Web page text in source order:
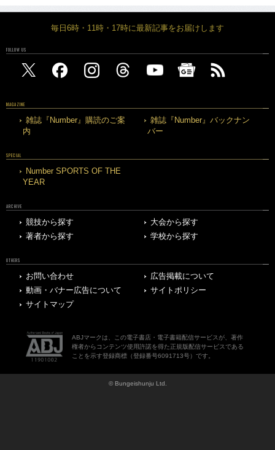
毎日6時・11時・17時に最新記事をお届けします
FOLLOW US
MAGAZINE
雑誌『Number』購読のご案
内
雑誌『Number』バックナン
バー
SPECIAL
Number SPORTS OF THE
YEAR
ARCHIVE
競技から探す
大会から探す
著者から探す
学校から探す
OTHERS
お問い合わせ
広告掲載について
動画・バナー広告について
サイトポリシー
サイトマップ
ABJマークは、この電子書店・電子書籍配信サービスが、著作
権者からコンテンツ使用許諾を得た正規版配信サービスである
ことを示す登録商標（登録番号6091713号）です。
© Bungeishunju Ltd.